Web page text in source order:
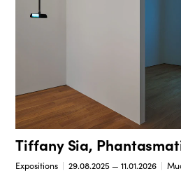
Tiffany Sia,
Expositions 29.08.2025 — 11.01.2026